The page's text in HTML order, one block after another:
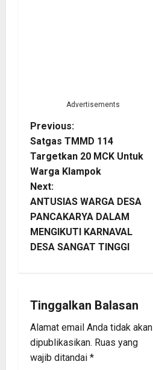
Advertisements
P
o
s
t
n
a
i
g
a
Previous:
Satgas TMMD 114
Targetkan 20 MCK Untuk
Warga Klampok
Next:
ANTUSIAS WARGA DESA
PANCAKARYA DALAM
MENGIKUTI KARNAVAL
DESA SANGAT TINGGI
Tinggalkan Balasan
Alamat email Anda tidak akan
dipublikasikan. Ruas yang
wajib ditandai *